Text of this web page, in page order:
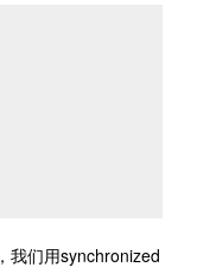
我们用synchronized